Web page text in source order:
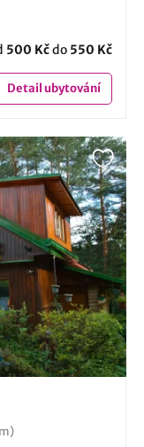
500 Kčdo 550 Kč
Detailubytování